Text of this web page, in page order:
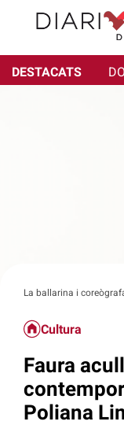
DESTACATS
La ballarina i
Cultura
Faura
Poliana